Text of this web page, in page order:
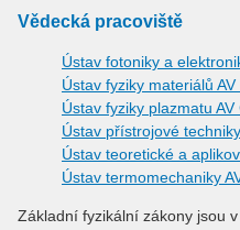
Vědecká pracoviště
Ústav fotoniky a
Ústav fyziky materiálů AV
Ústav fyziky plazmatu AV
Ústav přístrojové
Ústav teoretické a
Ústav termomechaniky
Základní fyzikální zákony jsou